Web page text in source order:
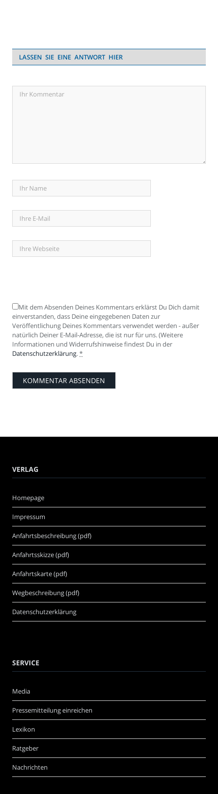
LASSEN SIE EINE ANTWORT HIER
Mit dem Absenden Deines Kommentars erklärst Du Dich damit
einverstanden, dass Deine eingegebenen Daten zur
Veröffentlichung Deines Kommentars verwendet werden - außer
natürlich Deiner E-Mail-Adresse, die ist nur für uns. (Weitere
Informationen und Widerrufshinweise findest Du in der
Datenschutzerklärung.*
VERLAG
Homepage
Impressum
Anfahrtsbeschreibung (pdf)
Anfahrtsskizze (pdf)
Anfahrtskarte (pdf)
Wegbeschreibung (pdf)
Datenschutzerklärung
SERVICE
Media
Pressemitteilung einreichen
Lexikon
Ratgeber
Nachrichten